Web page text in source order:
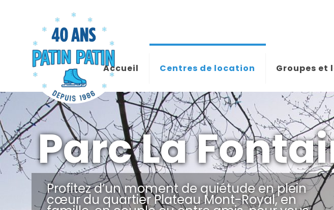
Accueil Centres de location Groupes et
Parc La
Profitez d’un moment de quiétude en plein
cœur du quartier Plateau Mont-Royal, en